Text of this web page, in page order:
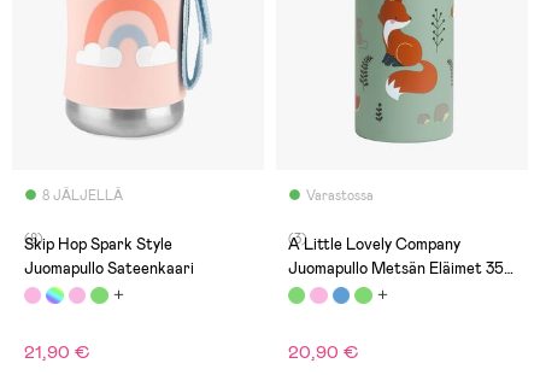
8 JÄLJELLÄ
(8)
Skip Hop Spark Style
Juomapullo Sateenkaari
21,90 €
Varastossa
(3)
A Little Lovely Company
Juomapullo Metsän Eläimet 350
ml, Vihreä
20,90 €